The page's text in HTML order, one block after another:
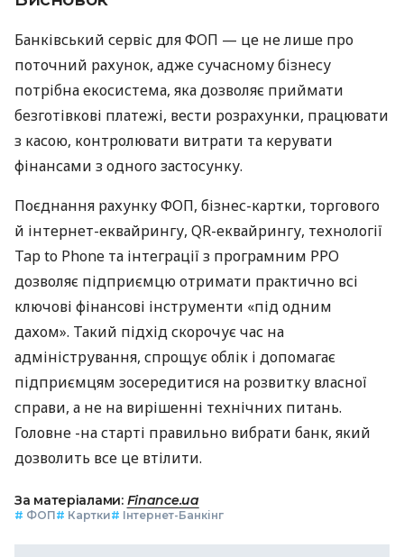
Банківський сервіс для ФОП — це не лише про
поточний рахунок, адже сучасному бізнесу
потрібна екосистема, яка дозволяє приймати
безготівкові платежі, вести розрахунки, працювати
з касою, контролювати витрати та керувати
фінансами з одного застосунку.
Поєднання рахунку ФОП, бізнес-картки, торгового
й інтернет-еквайрингу, QR-еквайрингу, технології
Tap to Phone та інтеграції з програмним РРО
дозволяє підприємцю отримати практично всі
ключові фінансові інструменти «під одним
дахом». Такий підхід скорочує час на
адміністрування, спрощує облік і допомагає
підприємцям зосередитися на розвитку власної
справи, а не на вирішенні технічних питань.
Головне -на старті правильно вибрати банк, який
дозволить все це втілити.
За матеріалами: Finance.ua
# ФОП# Картки# Інтернет-Банкінг